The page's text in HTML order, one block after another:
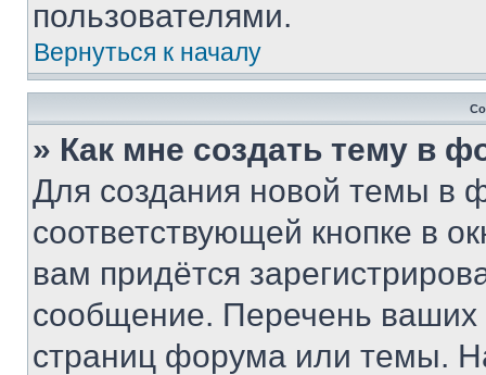
пользователями.
Вернуться к началу
» Как мне создать тему в
Для создания новой темы в
соответствующей кнопке в
вам придётся
сообщение. Перечень ваших
страниц форума или темы.